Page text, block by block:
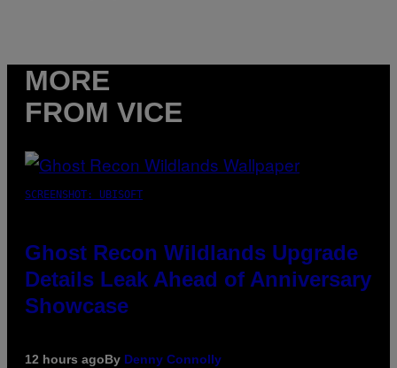
MORE
FROM VICE
SCREENSHOT: UBISOFT
Ghost Recon Wildlands Upgrade
Details Leak Ahead of Anniversary
Showcase
12 hours agoBy Denny Connolly